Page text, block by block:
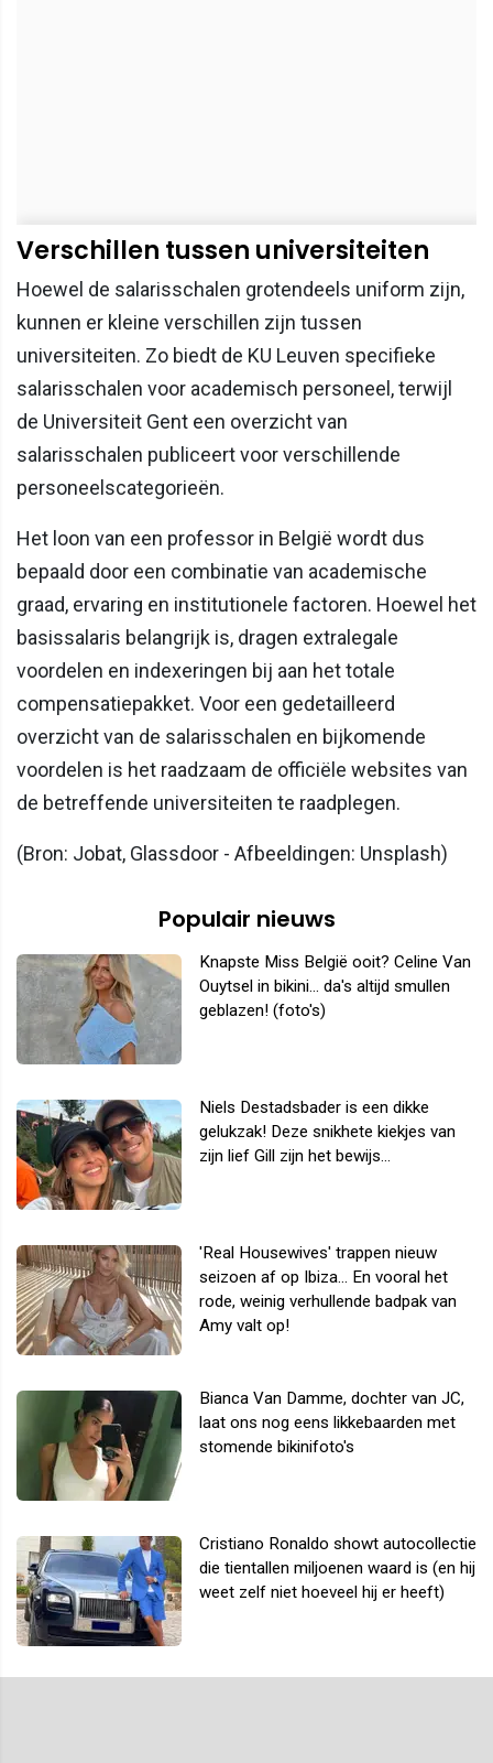
Verschillen tussen universiteiten
Hoewel de salarisschalen grotendeels uniform zijn,
kunnen er kleine verschillen zijn tussen
universiteiten. Zo biedt de KU Leuven specifieke
salarisschalen voor academisch personeel, terwijl
de Universiteit Gent een overzicht van
salarisschalen publiceert voor verschillende
personeelscategorieën.
Het loon van een professor in België wordt dus
bepaald door een combinatie van academische
graad, ervaring en institutionele factoren. Hoewel het
basissalaris belangrijk is, dragen extralegale
voordelen en indexeringen bij aan het totale
compensatiepakket. Voor een gedetailleerd
overzicht van de salarisschalen en bijkomende
voordelen is het raadzaam de officiële websites van
de betreffende universiteiten te raadplegen.
(Bron: Jobat, Glassdoor - Afbeeldingen: Unsplash)
Populair nieuws
Knapste Miss België ooit? Celine Van
Ouytsel in bikini... da's altijd smullen
geblazen! (foto's)
Niels Destadsbader is een dikke
gelukzak! Deze snikhete kiekjes van
zijn lief Gill zijn het bewijs...
'Real Housewives' trappen nieuw
seizoen af op Ibiza... En vooral het
rode, weinig verhullende badpak van
Amy valt op!
Bianca Van Damme, dochter van JC,
laat ons nog eens likkebaarden met
stomende bikinifoto's
Cristiano Ronaldo showt autocollectie
die tientallen miljoenen waard is (en hij
weet zelf niet hoeveel hij er heeft)